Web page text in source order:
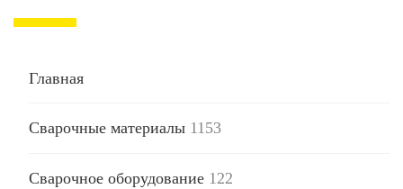
Главная
Сварочные материалы 1153
Сварочное оборудование 122